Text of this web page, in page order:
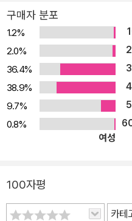
었습니다. 그렇지만 문득문득
책을 생각했습니다. 그러던 어느
터는 그 책을 찾으러 보리수나무를 찾아갑니
그건 바로 '우리의 이야기'를 잊
야만 했던 상처와 절망 속에서
거울 수 있는 이야기를 한 소년
보여 줍니다. 어쩌면 아버지가
지도 모릅니다. 감당할 수 없는
의 이야기, 우리가 겪었던 경험
일깨워 줍니다. "이 책에는 우리 민족의 이야기가 담겨 있단다. 우리
들의 이야기가 바로 보물이지. 돈이
남긴 마지막 약속을 지켜 낸 어
구매자 분포
1.2%
2.0%
36.4%
38.9%
9.7%
0.8%
여성
100자평
카테